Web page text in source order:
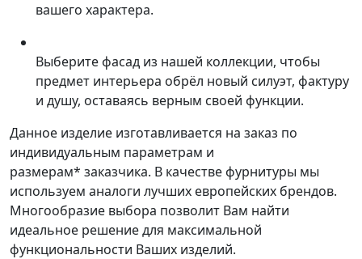
вашего характера.
Выберите фасад из нашей коллекции, чтобы
предмет интерьера обрёл новый силуэт, фактуру
и душу, оставаясь верным своей функции.
Данное изделие изготавливается на заказ по
индивидуальным параметрам и
размерам* заказчика. В качестве фурнитуры мы
используем аналоги лучших европейских брендов.
Многообразие выбора позволит Вам найти
идеальное решение для максимальной
функциональности Ваших изделий.